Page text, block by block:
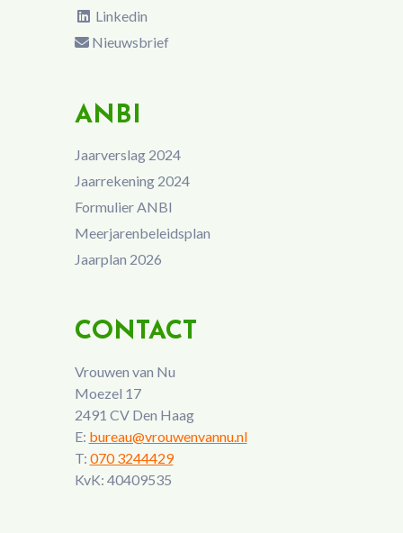
Linkedin
Nieuwsbrief
ANBI
Jaarverslag 2024
Jaarrekening 2024
Formulier ANBI
Meerjarenbeleidsplan
Jaarplan 2026
CONTACT
Vrouwen van Nu
Moezel 17
2491 CV Den Haag
E: bureau@vrouwenvannu.nl
T: 070 3244429
KvK: 40409535